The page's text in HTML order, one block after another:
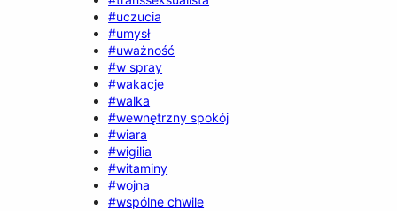
#uczucia
#umysł
#uważność
#w spray
#wakacje
#walka
#wewnętrzny spokój
#wiara
#wigilia
#witaminy
#wojna
#wspólne chwile